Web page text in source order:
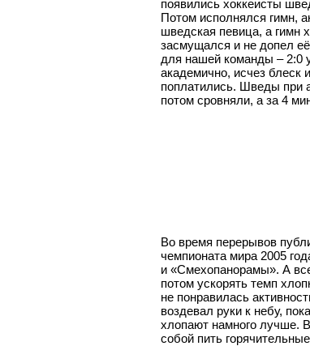
появились хоккеисты
Потом исполнялся гимн,
шведская певица, а гимн
засмущался и не допел
для нашей команды – 2:0
академично, исчез блеск
поплатились. Шведы при
потом сровняли, а за 4
Во время перерывов
чемпионата мира 2005
и «Смехопанорамы». А
потом ускорять темп
не понравилась
воздевал руки к небу,
хлопают намного лучше.
собой пить